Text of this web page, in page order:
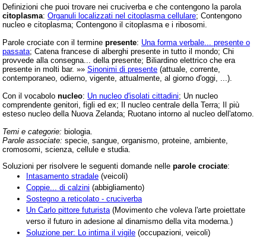
Definizioni che puoi trovare nei cruciverba e che contengono la parola
citoplasma: Organuli localizzati nel citoplasma cellulare; Contengono
nucleo e citoplasma; Contengono il citoplasma e i ribosomi.
Parole crociate con il termine presente: Una forma verbale... presente o
passata; Catena francese di alberghi presente in tutto il mondo; Chi
provvede alla consegna... della presente; Biliardino elettrico che era
presente in molti bar. »» Sinonimi di presente (attuale, corrente,
contemporaneo, odierno, vigente, attualmente, al giorno d'oggi, ...).
Con il vocabolo nucleo: Un nucleo d'isolati cittadini; Un nucleo
comprendente genitori, figli ed ex; Il nucleo centrale della Terra; Il più
esteso nucleo della Nuova Zelanda; Ruotano intorno al nucleo dell'atomo.
Temi e categorie: biologia.
Parole associate: specie, sangue, organismo, proteine, ambiente,
cromosomi, scienza, cellule e studia.
Soluzioni per risolvere le seguenti domande nelle parole crociate:
Intasamento stradale (veicoli)
Coppie... di calzini (abbigliamento)
Sostegno a reticolato - cruciverba
Un Carlo pittore futurista (Movimento che voleva l'arte proiettate
verso il futuro in adesione al dinamismo della vita moderna.)
Soluzione per: Lo intima il vigile (occupazioni, veicoli)